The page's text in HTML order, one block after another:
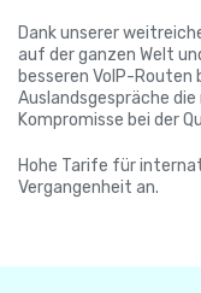
Dank unserer
auf der ganzen Welt
besseren VoIP-
Auslandsgespräche
Kompromisse bei der
Hohe Tarife für
Vergangenheit an.